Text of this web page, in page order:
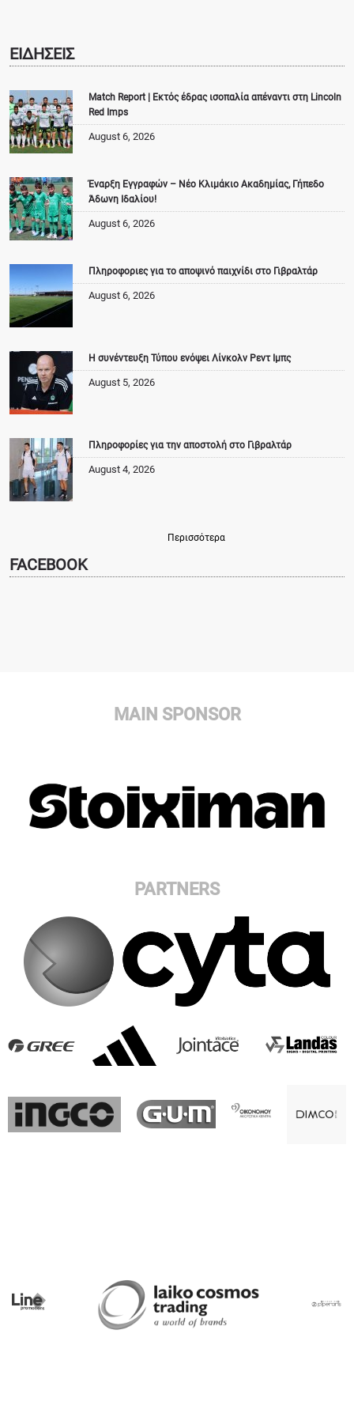
ΕΙΔΗΣΕΙΣ
Match Report | Εκτός έδρας ισοπαλία απέναντι στη Lincoln
Red Imps
August 6, 2026
Έναρξη Εγγραφών – Νέο Κλιμάκιο Ακαδημίας, Γήπεδο
Άδωνη Ιδαλίου!
August 6, 2026
Πληροφοριες για το αποψινό παιχνίδι στο Γιβραλτάρ
August 6, 2026
Η συνέντευξη Τύπου ενόψει Λίνκολν Ρεντ Ιμπς
August 5, 2026
Πληροφορίες για την αποστολή στο Γιβραλτάρ
August 4, 2026
Περισσότερα
FACEBOOK
MAIN SPONSOR
PARTNERS